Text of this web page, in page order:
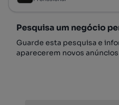
Pesquisa um negócio
Guarde esta pesquisa e
aparecerem novos